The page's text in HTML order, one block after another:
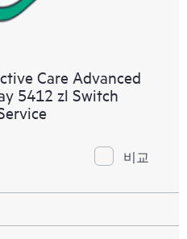
Care Advanced
5412 zl Switch
비교